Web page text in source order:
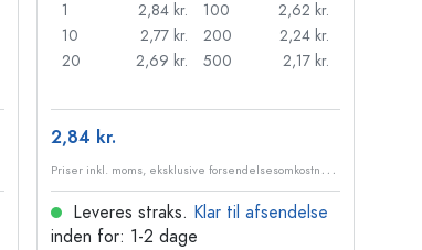
1
2,84 kr.
10
2,77 kr.
20
2,69 kr.
100
2,62 kr.
200
2,24 kr.
500
2,17 kr.
2,84 kr.
P
riser inkl. moms, eksklusive forsendelsesomkostninger
Leveres straks. Klar til afsendelse
inden for: 1-2 dage